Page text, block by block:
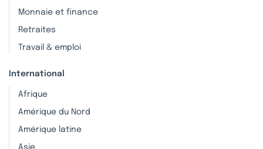
Monnaie et finance
Retraites
Travail & emploi
International
Afrique
Amérique du Nord
Amérique latine